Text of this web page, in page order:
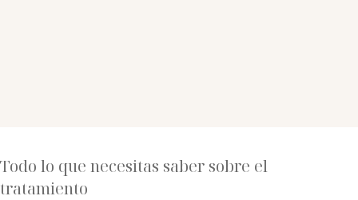
Todo lo que necesitas saber sobre el
tratamiento